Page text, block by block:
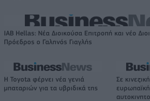
IAB Hellas: Νέα Διοικούσα Επιτροπή και νέο
Πρόεδρος ο Γαληνός Γιαγλής
Η Toyota φέρνει νέα γενιά
μπαταριών για τα υβριδικά της
Σε
ευρωπαϊκή